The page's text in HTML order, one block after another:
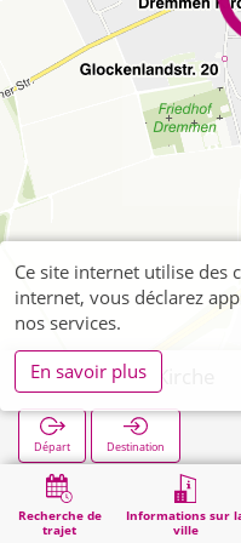
Recherche de
trajet
Informations sur
ville
Dremmen Kirche
Départ Destination
Démarrage Dremmen Kirche
Ce site internet utilise des
internet, vous déclarez
nos services.
En savoir plus